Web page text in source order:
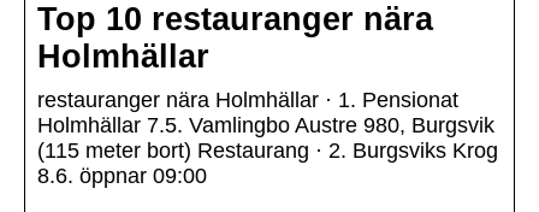
Top 10 restauranger nära
Holmhällar
restauranger nära Holmhällar · 1. Pensionat
Holmhällar 7.5. Vamlingbo Austre 980, Burgsvik
(115 meter bort) Restaurang · 2. Burgsviks Krog
8.6. öppnar 09:00